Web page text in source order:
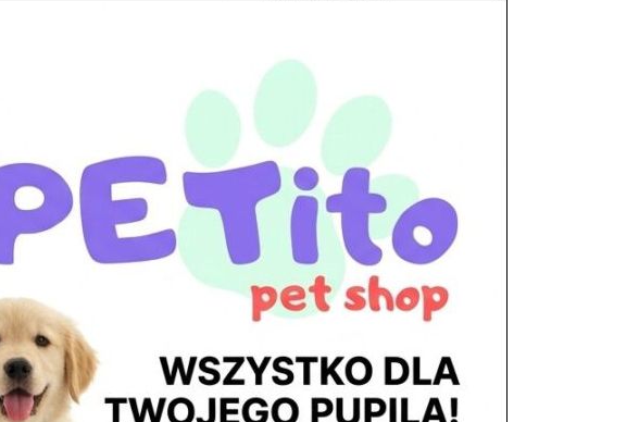
Adres
05-100 Nowy Dwór Mazowiecki
ul. Leśna 2
tel. 503 900 215
Godziny pracy
pon. – piąt. 10.00 – 19.00
sob. 8.00 – 15.00
niedz. zamknięte